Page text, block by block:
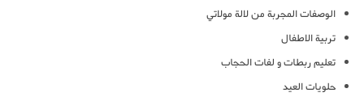
الوصفات المجربة من لالة مولاتي
تربية الاطفال
تعليم ربطات و لفات الحجاب
حلويات العيد